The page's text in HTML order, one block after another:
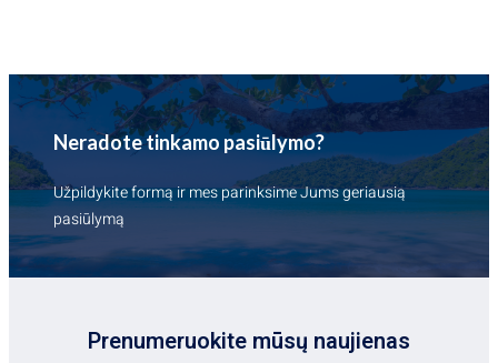
Neradote tinkamo pasiūlymo?
Užpildykite formą ir mes parinksime Jums geriausią
pasiūlymą
Prenumeruokite mūsų naujienas